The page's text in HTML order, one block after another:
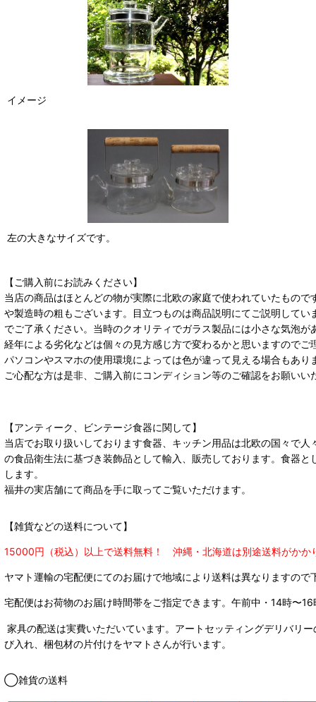
イメージ
左の大きなサイズです。
【ご購入前にお読みください】
当店の商品はほとんどの物が実際に北欧の家庭で使われていたもの
や製造時の粗もございます。目立つものは商品説明にてご説明して
でご了承ください。当時のクオリティでガラス製品には小さな気泡が
経年による劣化などは個々の見方感じ方で変わるかと思いますのでご
パソコンやスマホの使用環境によっては色が違って見える場合もあ
ご心配な方は是非、ご購入前にコンディション等のご確認をお願い
【アンティーク、ビンテージ食器に関して】
当店でお取り扱いしております食器、キッチン用品は北欧の国々で
の食品衛生法に基づき装飾品として輸入、販売しております。食器
します。
福井の実店舗にて商品を手に取ってご覧いただけます。
【雑貨などの送料について】
15000円（税込）以上で送料無料！ 沖縄・北海道は別途送料がかか
ヤマト運輸の宅配便にてのお届けで地域により送料は異なりますので
宅配便はお荷物のお届け時間帯をご指定できます。 午前中・14時〜
家具の配送は実費いただいています。アートセッティングデリバリ
び入れ、梱包材の片付けをヤマトさんが行います。
◯雑貨の送料